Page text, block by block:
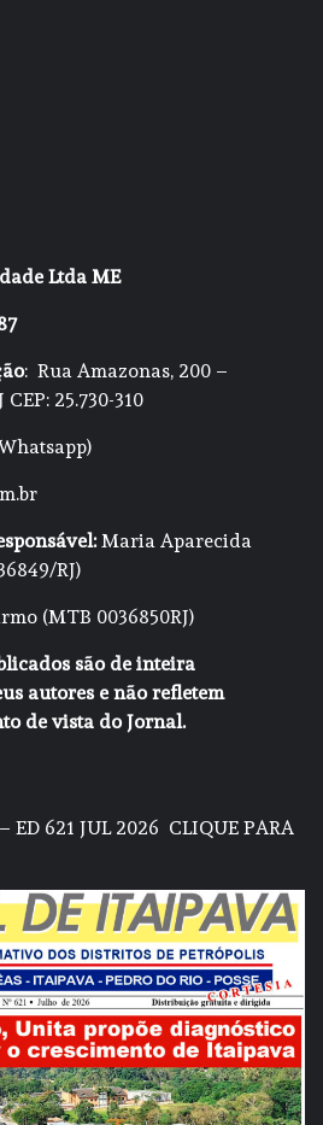
Ltda ME
: Rua Amazonas, 200 –
25.730-310
Maria Aparecida
RJ)
(MTB 0036850RJ)
são de inteira
autores e não refletem
de vista do Jornal.
ED 621 JUL 2026 CLIQUE PARA